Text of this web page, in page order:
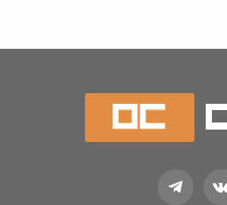
Telegram